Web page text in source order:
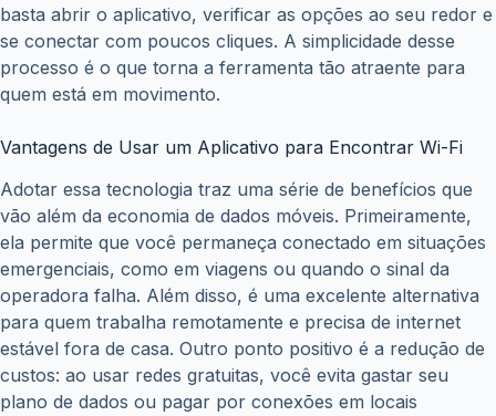
basta abrir o aplicativo, verificar as opções ao seu redor e
se conectar com poucos cliques. A simplicidade desse
processo é o que torna a ferramenta tão atraente para
quem está em movimento.
Vantagens de Usar um Aplicativo para Encontrar Wi-Fi
Adotar essa tecnologia traz uma série de benefícios que
vão além da economia de dados móveis. Primeiramente,
ela permite que você permaneça conectado em situações
emergenciais, como em viagens ou quando o sinal da
operadora falha. Além disso, é uma excelente alternativa
para quem trabalha remotamente e precisa de internet
estável fora de casa. Outro ponto positivo é a redução de
custos: ao usar redes gratuitas, você evita gastar seu
plano de dados ou pagar por conexões em locais